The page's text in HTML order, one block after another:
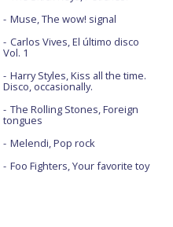
Muse, The wow! signal
Carlos Vives, El último disco
Vol. 1
Harry Styles, Kiss all the time.
Disco, occasionally.
The Rolling Stones, Foreign
tongues
Melendi, Pop rock
Foo Fighters, Your favorite toy